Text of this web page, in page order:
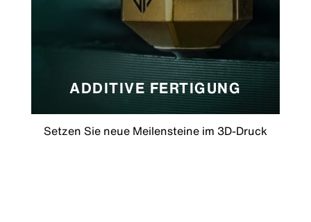
ADDITIVE FERTIGUNG
Setzen Sie neue Meilensteine im 3D-Druck